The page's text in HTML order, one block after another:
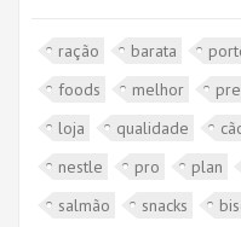
ração barata
foods
melhor
loja
qualidade
nestle
pro plan
salmão
snacks